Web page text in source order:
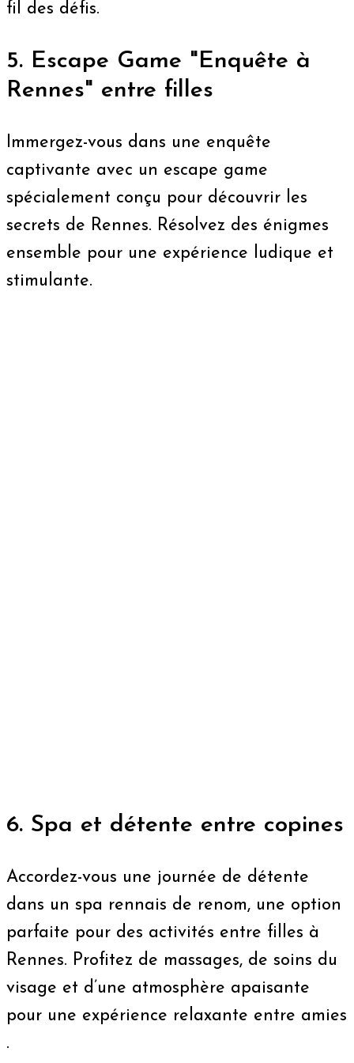
fil des défis​​.
5. Escape Game "Enquête à
Rennes" entre filles
Immergez-vous dans une enquête
captivante avec un escape game
spécialement conçu pour découvrir les
secrets de Rennes. Résolvez des énigmes
ensemble pour une expérience ludique et
stimulante​​.
6. Spa et détente entre copines
Accordez-vous une journée de détente
dans un spa rennais de renom, une option
parfaite pour des activités entre filles à
Rennes. Profitez de massages, de soins du
visage et d’une atmosphère apaisante
pour une expérience relaxante entre amies​​
.